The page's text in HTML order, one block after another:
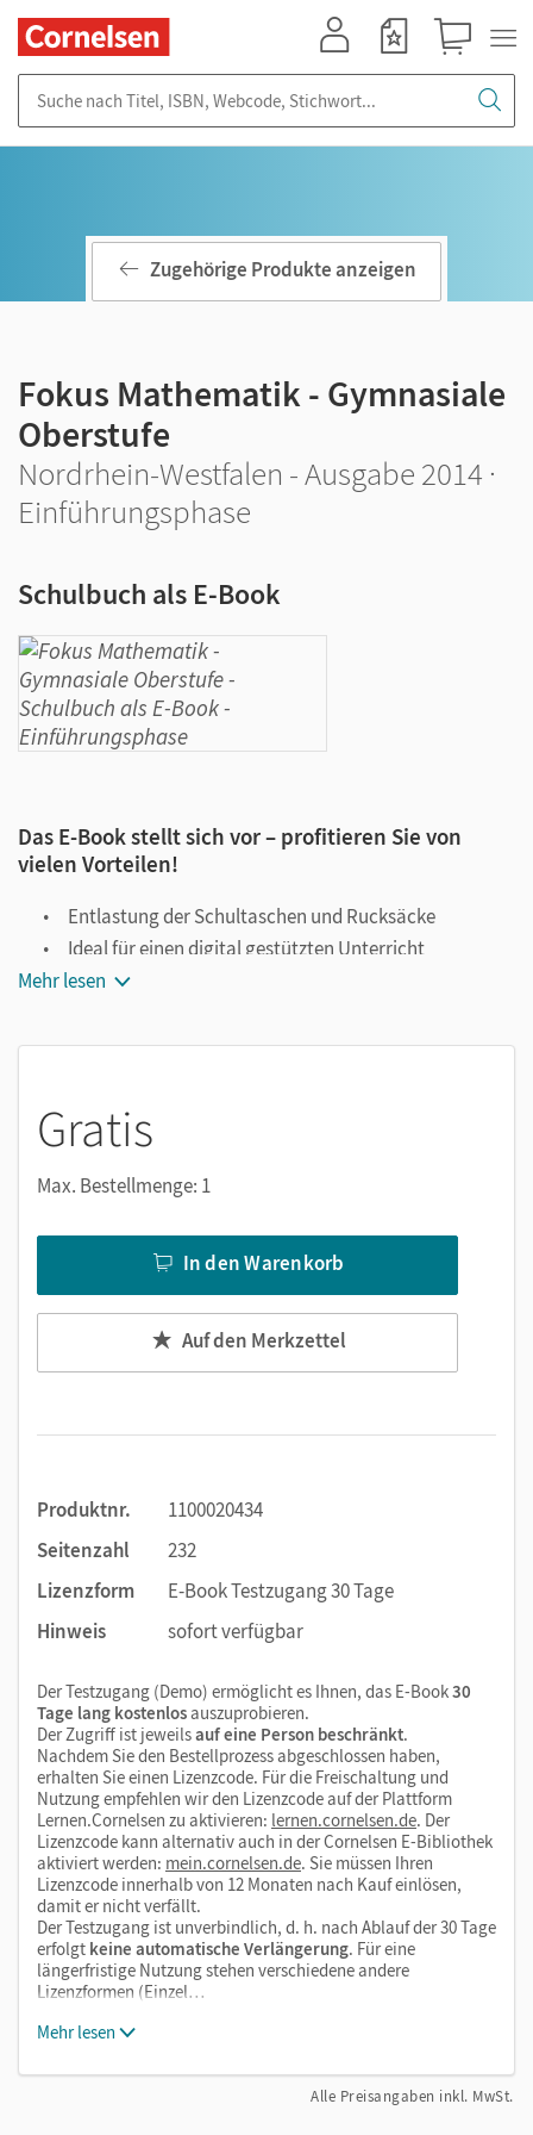
Zugehörige Produkte anzeigen
Fokus Mathematik - Gymnasiale
Oberstufe
Nordrhein-Westfalen - Ausgabe 2014 ·
Einführungsphase
Schulbuch als E-Book
Das E-Book stellt sich vor – profitieren Sie von
vielen Vorteilen!
Entlastung der Schultaschen und Rucksäcke
Ideal für einen digital gestützten Unterricht
Notiz- und Markierungsmöglichkeit
Notizen erstellen
Markierungen setzen
Suchen im Text
Zoomen
Mehr lesen
Gratis
Max. Bestellmenge: 1
In den Warenkorb
Auf den Merkzettel
Produktnr.
1100020434
Seitenzahl
232
Lizenzform
E-Book Testzugang 30 Tage
Hinweis
sofort verfügbar
Der Testzugang (Demo) ermöglicht es Ihnen, das E-Book30
Tage lang kostenlosauszuprobieren.
Der Zugriff ist jeweilsauf eine Person beschränkt.
Nachdem Sie den Bestellprozess abgeschlossen haben,
erhalten Sie einen Lizenzcode. Für die Freischaltung und
Nutzung empfehlen wir den Lizenzcode auf der Plattform
Lernen.Cornelsen zu aktivieren: lernen.cornelsen.de. Der
Lizenzcode kann alternativ auch in der Cornelsen E-Bibliothek
aktiviert werden: mein.cornelsen.de. Sie müssen Ihren
Lizenzcode innerhalb von 12 Monaten nach Kauf einlösen,
damit er nicht verfällt.
Der Testzugang ist unverbindlich, d. h. nach Ablauf der 30 Tage
erfolgt keine automatische Verlängerung. Für eine
längerfristige Nutzung stehen verschiedene andere
Lizenzformen (Einzel…
Mehr lesen
Alle Preisangaben inkl. MwSt.